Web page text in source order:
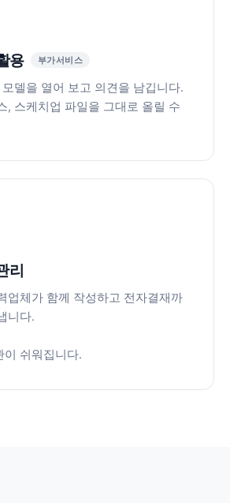
용 부가서비스
델을 열어 보고 의견을 남깁니다.
, 스케치업 파일을 그대로 올릴 수
리
업체가 함께 작성하고 전자결재까
니다.
이 쉬워집니다.